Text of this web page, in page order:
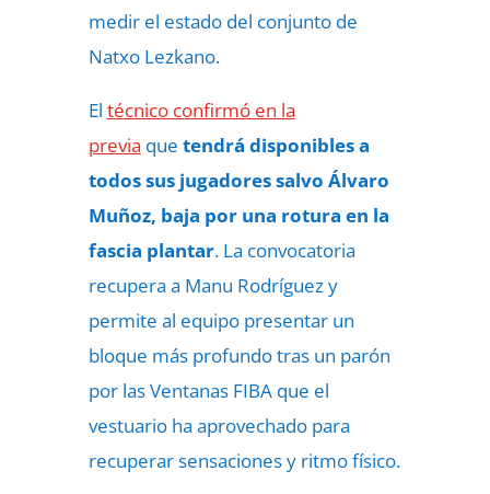
medir el estado del conjunto de
Natxo Lezkano.
El técnico confirmó en la
previa que tendrá disponibles a
todos sus jugadores salvo Álvaro
Muñoz, baja por una rotura en la
fascia plantar. La convocatoria
recupera a Manu Rodríguez y
permite al equipo presentar un
bloque más profundo tras un parón
por las Ventanas FIBA que el
vestuario ha aprovechado para
recuperar sensaciones y ritmo físico.